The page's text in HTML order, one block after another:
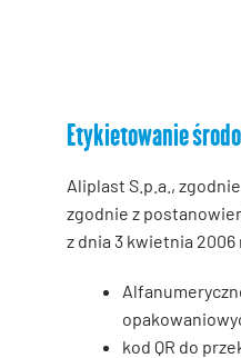
Etykietowanie
Aliplast S.p.a.,
zgodnie z
z dnia 3 kwietnia
kod QR do